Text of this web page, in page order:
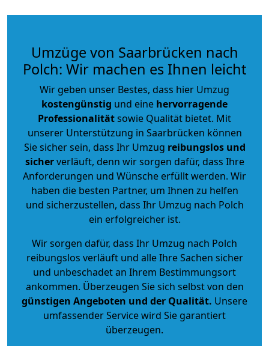
Umzüge von Saarbrücken nach
Polch: Wir machen es Ihnen leicht
Wir geben unser Bestes, dass hier Umzug
kostengünstig und eine hervorragende
Professionalitätsowie Qualität bietet. Mit
unserer Unterstützung in Saarbrücken können
Sie sicher sein, dass Ihr Umzug reibungslos und
sicherverläuft, denn wir sorgen dafür, dass Ihre
Anforderungen und Wünsche erfüllt werden. Wir
haben die besten Partner, um Ihnen zu helfen
und sicherzustellen, dass Ihr Umzug nach Polch
ein erfolgreicher ist.
Wir sorgen dafür, dass Ihr Umzug nach Polch
reibungslos verläuft und alle Ihre Sachen sicher
und unbeschadet an Ihrem Bestimmungsort
ankommen. Überzeugen Sie sich selbst von den
günstigen Angeboten und der Qualität. Unsere
umfassender Service wird Sie garantiert
überzeugen.